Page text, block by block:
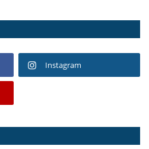
Instagram